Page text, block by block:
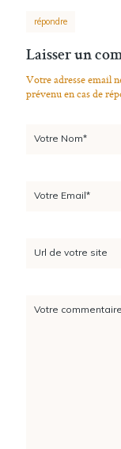
répondre
Laisser un
Votre adresse email
prévenu en cas de
Votre Nom*
Votre Email*
Url de votre site
Votre